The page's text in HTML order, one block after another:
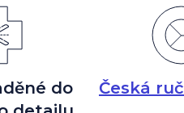
do
Česká